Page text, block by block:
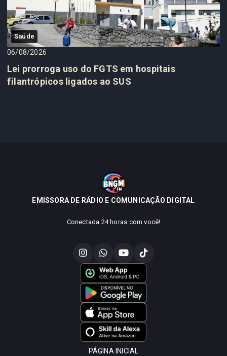
Saúde
06/08/2026
Lei prorroga uso do FGTS em hospitais
filantrópicos ligados ao SUS
EMISSORA DE RÁDIO E COMUNICAÇÃO DIGITAL
Conectada 24 horas com você!
PÁGINA INICIAL